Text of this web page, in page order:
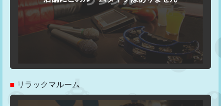
■ リラックマルーム